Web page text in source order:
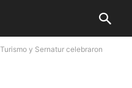
y Sernatur celebraron